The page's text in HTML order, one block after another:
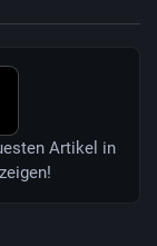
Artikel in